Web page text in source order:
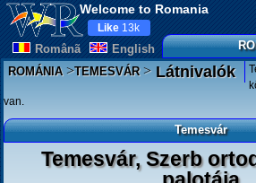
Welcome to Romania
Românã English
Like 13k
ROMÁNIA>TEMESVÁR>Látnivalók
van.
Temesvár
Temesvár, Szerb